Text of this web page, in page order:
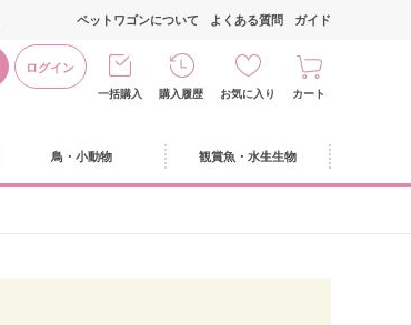
ログイン
ペットワゴンについて よくある質問 ガイド
一括購入 購入履歴 お気に入り カート
鳥・小動物 観賞魚・水生生物